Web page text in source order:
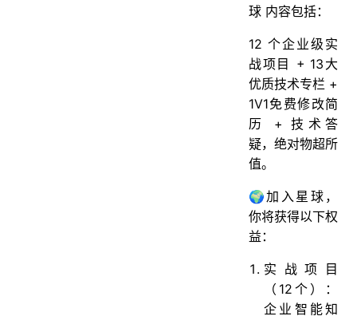
球 内容包括：
12 个企业级实
战项目 + 13大
优质技术专栏 +
1V1免费修改简
历 + 技术答
疑，绝对物超所
值。
🌍加入星球，
你将获得以下权
益：
实战项目
（12个）：
企业智能知